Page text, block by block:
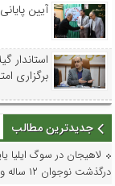
آیین
استاندار
برگزاری
جدیدترین مطالب
لاهیجان در سوگ ایلیا
درگذشت نوجوان ۱۲ ساله و نخبه ریاضی استان